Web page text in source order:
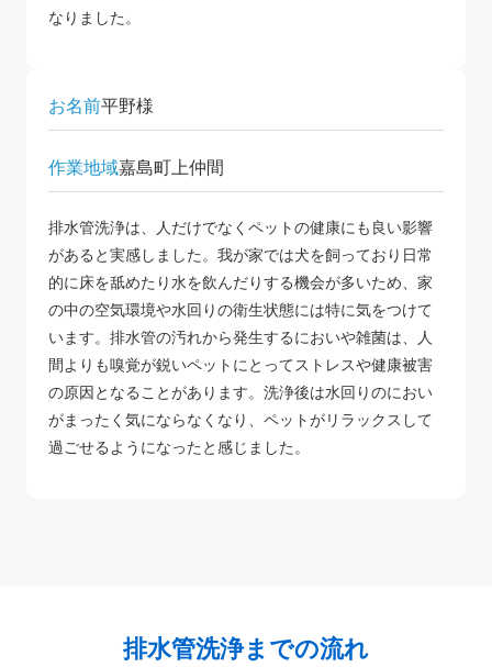
なりました。
お名前平野様
作業地域嘉島町上仲間
排水管洗浄は、人だけでなくペットの健康にも良い影響
があると実感しました。我が家では犬を飼っており日常
的に床を舐めたり水を飲んだりする機会が多いため、家
の中の空気環境や水回りの衛生状態には特に気をつけて
います。排水管の汚れから発生するにおいや雑菌は、人
間よりも嗅覚が鋭いペットにとってストレスや健康被害
の原因となることがあります。洗浄後は水回りのにおい
がまったく気にならなくなり、ペットがリラックスして
過ごせるようになったと感じました。
排水管洗浄までの流れ